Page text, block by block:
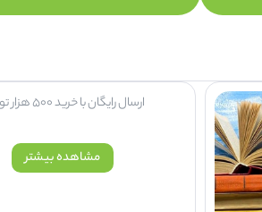
ارسال رایگان با خرید 500 هزار تومان
مشاهده بیشتر